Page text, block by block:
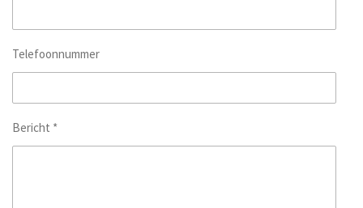
Telefoonnummer
Bericht *